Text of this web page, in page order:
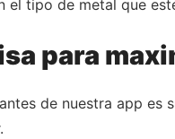
el tipo de metal que
para
de nuestra app